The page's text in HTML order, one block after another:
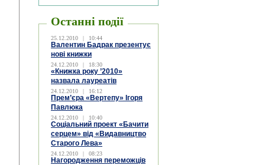
Останні події
25.12.2010 | 10:44
Валентин Бадрак презентує
нові книжки
24.12.2010 | 18:30
«Книжка року ’2010»
назвала лауреатів
24.12.2010 | 16:12
Прем’єра «Вертепу» Ігоря
Павлюка
24.12.2010 | 10:40
Соціальний проект «Бачити
серцем» від «Видавництво
Старого Лева»
24.12.2010 | 08:23
Нагородження переможців